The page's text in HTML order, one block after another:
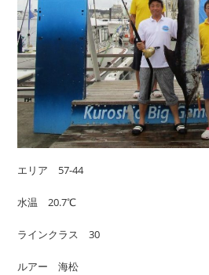
求人情報
エリア 57-44
水温 20.7℃
ラインクラス 30
ルアー 海松